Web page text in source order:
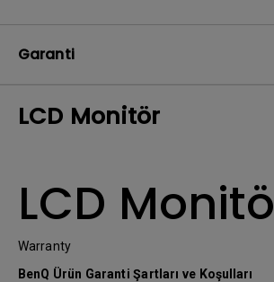
Garanti
LCD Monitör
LCD
Warranty
BenQ Ürün Garanti Şartları ve Koşulları